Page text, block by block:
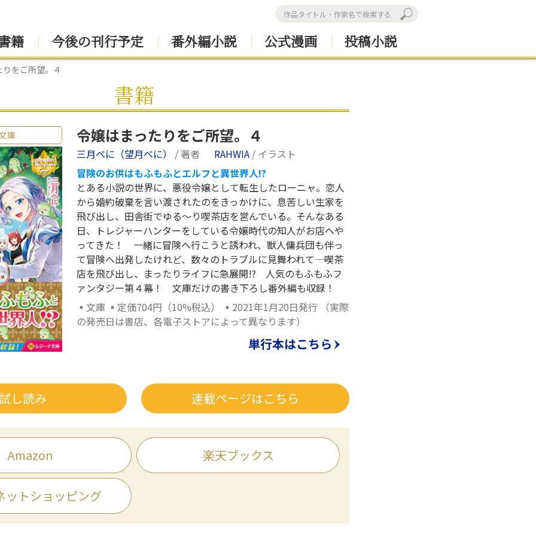
籍 今後の刊行予定 番外編小説 公式漫画 投稿小説
をご所望。４
書籍
庫 令嬢はまったりをご所望。４
三月べに（望月べに） / 著者 RAHWIA / イラスト
冒険のお供はもふもふとエルフと異世界人!?
とある小説の世界に、悪役令嬢として転生したローニャ。恋人
から婚約破棄を言い渡されたのをきっかけに、息苦しい生家を
飛び出し、田舎街でゆる～り喫茶店を営んでいる。そんなある
日、トレジャーハンターをしている令嬢時代の知人がお店へや
ってきた！ 一緒に冒険へ行こうと誘われ、獣人傭兵団も伴っ
て冒険へ出発したけれど、数々のトラブルに見舞われて―― 喫茶
店を飛び出し、まったりライフに急展開!? 人気のもふもふフ
ァンタジー第４幕！ 文庫だけの書き下ろし番外編も収録！
▪文庫 ▪定価704円（10%税込） ▪2021年1月20日発行 （実際
の発売日は書店、各電子ストアによって異なります）
単行本はこちら
し読み 連載ページはこちら
Amazon 楽天ブックス
ットショッピング